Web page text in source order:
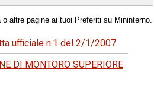
o altre pagine ai tuoi Preferiti su Mininterno.
ufficiale n.1 del 2/1/2007
DI MONTORO SUPERIORE